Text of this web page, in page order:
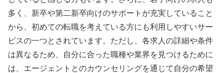
多く、新卒や第二新卒向けのサポートが充実していること
から、初めての転職を考えている方にも利用しやすいサー
ビスの一つとされています。ただし、各求人の詳細や条件
は異なるため、自分に合った職種や業界を見つけるために
は、エージェントとのカウンセリングを通じて自分の希望